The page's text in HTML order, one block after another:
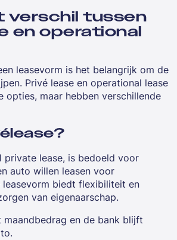
verschil tussen
en operational
leasevorm is het belangrijk om de
Privé lease en operational lease
opties, maar hebben verschillende
private lease, is bedoeld voor
auto willen leasen voor
leasevorm biedt flexibiliteit en
van eigenaarschap.
en de bank blijft